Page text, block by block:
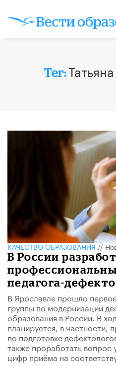
Тег:
КАЧЕСТВО ОБРАЗОВАНИЯ//
В России
педагога-
В Ярославле прошло
группы по модернизации
образования в России. В
планируется, в частности,
по подготовке
также проработать вопрос
цифр приёма на